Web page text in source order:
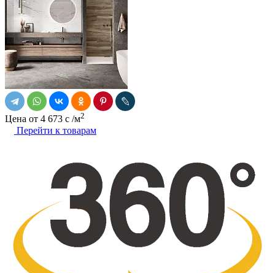
Цена от 4 673 c /м2
Перейти к товарам